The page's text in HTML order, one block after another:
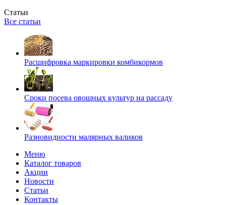
Статьи
Все статьи
Расшифровка маркировки комбикормов
Сроки посева овощных культур на рассаду
Разновидности малярных валиков
Меню
Каталог товаров
Акции
Новости
Статьи
Контакты